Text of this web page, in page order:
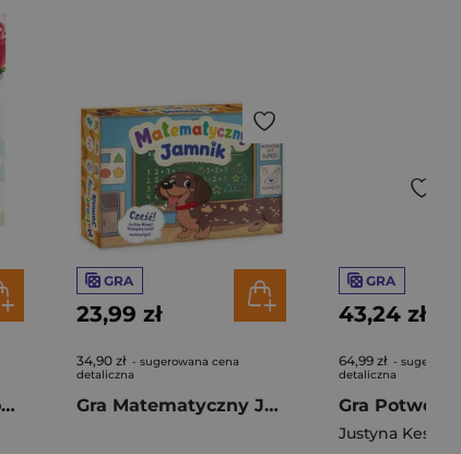
Gra ortograficzna Róża i Kałóża
GRA
23,99 zł
34,90 zł - sugerowana cena
detaliczna
Gra Matematyczny Jamnik
GRA
43,24 zł
64,99 zł -
detaliczna
Justyna Kesler